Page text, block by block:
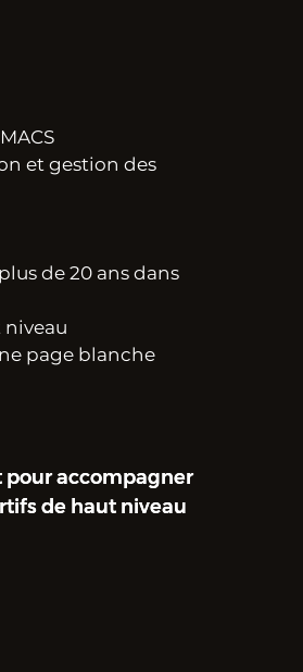
et gestion des
de 20 ans dans
niveau
page blanche
pour accompagner
de haut niveau
pour accompagner
de haut niveau